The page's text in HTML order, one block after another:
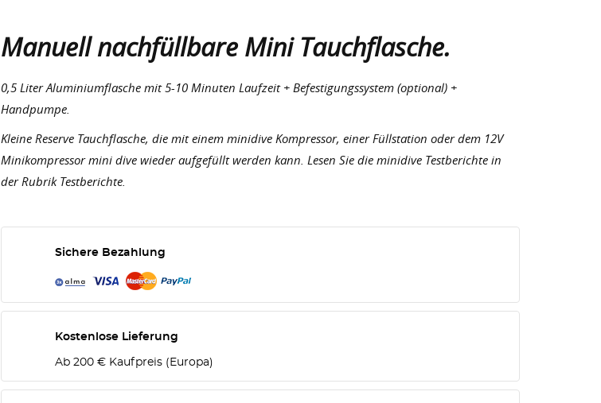
Manuell nachfüllbare Mini Tauchflasche.
0,5 Liter Aluminiumflasche mit 5-10 Minuten Laufzeit + Befestigungssystem (optional) +
Handpumpe.
Kleine Reserve Tauchflasche, die mit einem minidive Kompressor, einer Füllstation oder dem 12V
Minikompressor mini dive wieder aufgefüllt werden kann. Lesen Sie die minidive Testberichte in
der Rubrik Testberichte.
Sichere Bezahlung
Kostenlose Lieferung
Ab 200 € Kaufpreis (Europa)